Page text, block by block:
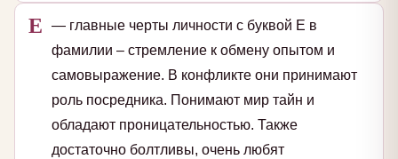
Е
— главные черты личности с буквой Е в
фамилии – стремление к обмену опытом и
самовыражение. В конфликте они принимают
роль посредника. Понимают мир тайн и
обладают проницательностью. Также
достаточно болтливы, очень любят